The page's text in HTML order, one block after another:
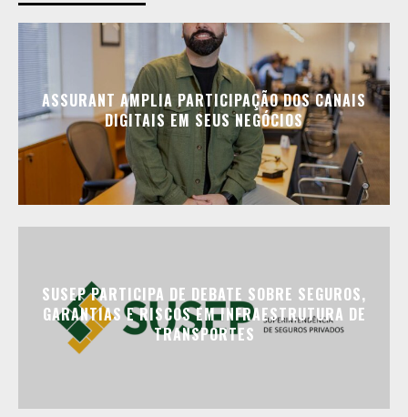
ASSURANT AMPLIA PARTICIPAÇÃO DOS CANAIS
DIGITAIS EM SEUS NEGÓCIOS
SUSEP PARTICIPA DE DEBATE SOBRE SEGUROS,
GARANTIAS E RISCOS EM INFRAESTRUTURA DE
TRANSPORTES